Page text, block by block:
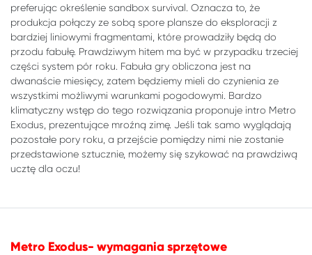
preferując określenie sandbox survival. Oznacza to, że
produkcja połączy ze sobą spore plansze do eksploracji z
bardziej liniowymi fragmentami, które prowadziły będą do
przodu fabułę. Prawdziwym hitem ma być w przypadku trzeciej
części system pór roku. Fabuła gry obliczona jest na
dwanaście miesięcy, zatem będziemy mieli do czynienia ze
wszystkimi możliwymi warunkami pogodowymi. Bardzo
klimatyczny wstęp do tego rozwiązania proponuje intro Metro
Exodus, prezentujące mroźną zimę. Jeśli tak samo wyglądają
pozostałe pory roku, a przejście pomiędzy nimi nie zostanie
przedstawione sztucznie, możemy się szykować na prawdziwą
ucztę dla oczu!
Metro Exodus- wymagania sprzętowe